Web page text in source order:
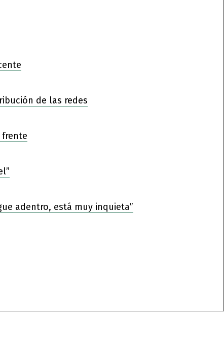
de las redes
frente
adentro, está muy inquieta”